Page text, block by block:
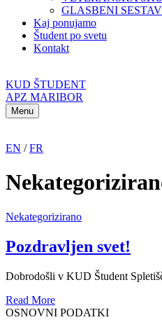
GLASBENI SESTAV
Kaj ponujamo
Študent po svetu
Kontakt
KUD ŠTUDENT
APZ MARIBOR
Menu
EN /FR
Nekategorizirano
Pozdravljen svet!
Dobrodošli v KUD Študent
Read More
OSNOVNI PODATKI